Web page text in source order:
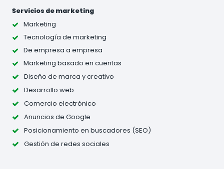
Servicios de marketing
Marketing
Tecnología de marketing
De empresa a empresa
Marketing basado en cuentas
Diseño de marca y creativo
Desarrollo web
Comercio electrónico
Anuncios de Google
Posicionamiento en buscadores (SEO)
Gestión de redes sociales